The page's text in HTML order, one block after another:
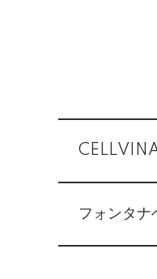
CELLVINA
フォンタナ